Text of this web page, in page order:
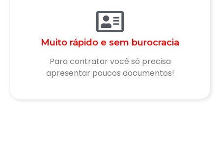
Muito rápido e sem burocracia
Para contratar você só precisa
apresentar poucos documentos!